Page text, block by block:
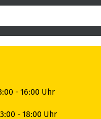
- 16:00 Uhr
- 18:00 Uhr